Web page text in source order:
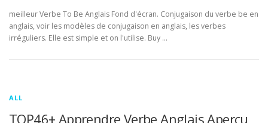
meilleur Verbe To Be Anglais Fond d'écran. Conjugaison du verbe be en
anglais, voir les modèles de conjugaison en anglais, les verbes
irréguliers. Elle est simple et on l'utilise. Buy …
ALL
TOP46+ Apprendre Verbe Anglais Aperçu